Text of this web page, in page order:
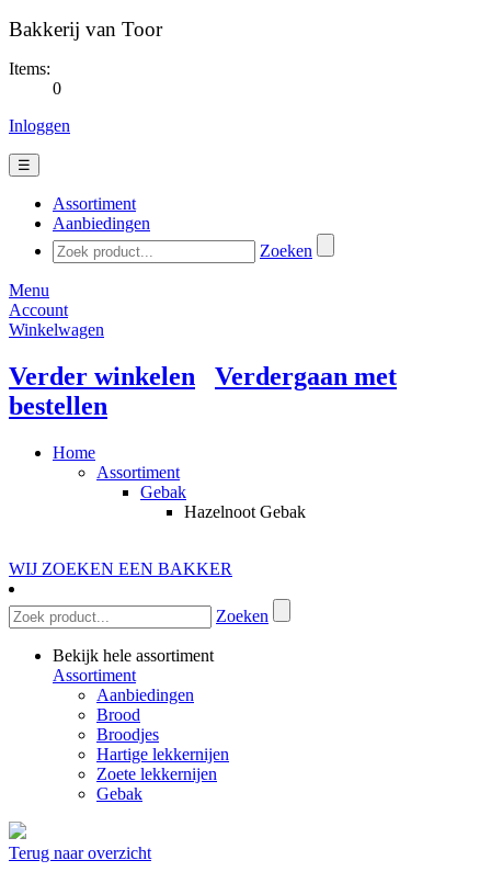
Bakkerij van Toor
Items:
0
Inloggen
☰
Assortiment
Aanbiedingen
Zoeken
Menu
Account
Winkelwagen
Verder winkelen
Verdergaan met
bestellen
Home
Assortiment
Gebak
Hazelnoot Gebak
WIJ ZOEKEN EEN BAKKER
Zoeken
Bekijk hele assortiment
Assortiment
Aanbiedingen
Brood
Broodjes
Hartige lekkernijen
Zoete lekkernijen
Gebak
Terug naar overzicht